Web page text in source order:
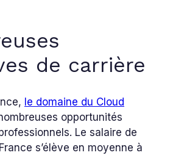
de carrière
le domaine du Cloud
opportunités
Le salaire de
s’élève en moyenne à